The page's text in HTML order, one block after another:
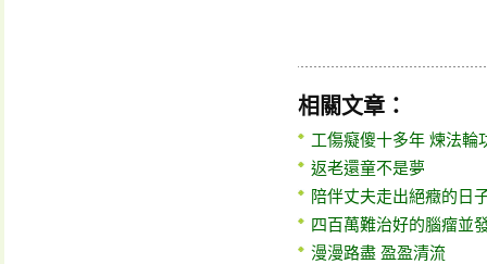
相關文章：
工傷癡傻十多年 煉法輪
返老還童不是夢
陪伴丈夫走出絕癥的日
四百萬難治好的腦瘤並
漫漫路盡 盈盈清流